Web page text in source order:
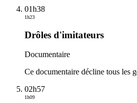
01h38
1h23
Drôles d'imitateurs
Documentaire
Ce documentaire décline tous les
02h57
1h09